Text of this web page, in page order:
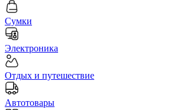
Сумки
Электроника
Отдых и путешествие
Автотовары